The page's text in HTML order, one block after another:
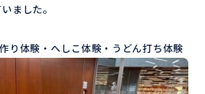
ました。
り体験・へしこ体験・うどん打ち体験